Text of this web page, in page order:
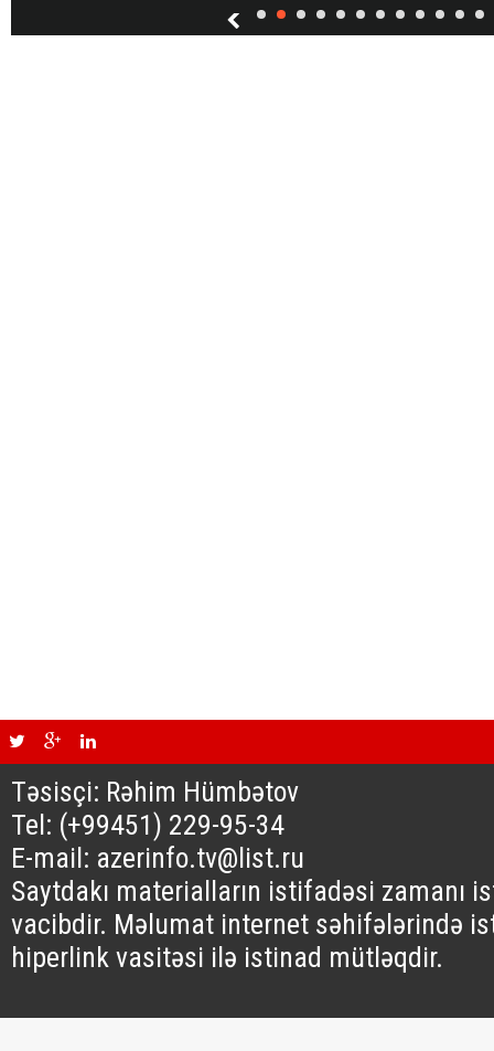
Təsisçi: Rəhim Hümbətov
Tel: (+99451) 229-95-34
E-mail: azerinfo.tv@list.ru
Saytdakı materialların istifadəsi zamanı
vacibdir. Məlumat internet səhifələrində
hiperlink vasitəsi ilə istinad mütləqdir.